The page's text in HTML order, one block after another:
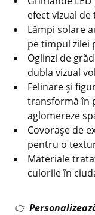
efect vizual de
Lămpi solare
pe timpul zilei
Oglinzi de
dubla vizual
Felinare și
transformă în
aglomereze
Covorașe de
pentru o
Materiale
culorile în
👉